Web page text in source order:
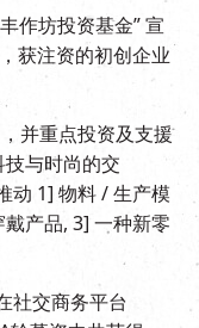
作坊投资基金” 宣
获注资的初创企业
并重点投资及支援
与时尚的交
动 1] 物料 / 生产模
产品, 3] 一种新零
社交商务平台